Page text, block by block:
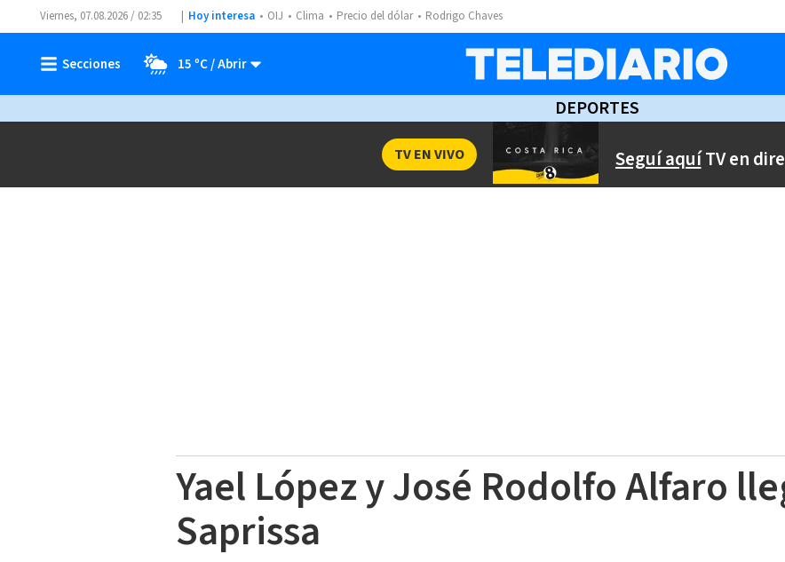
Viernes, 07.08.2026 / 02:35 Hoy interesa OIJ Clima Precio del dólar Rodrigo Chaves
15 ºC
DEPORTES
Seguí aquíTV en
TV EN VIVO
Yael López y José Rodolfo Alfaro
Saprissa